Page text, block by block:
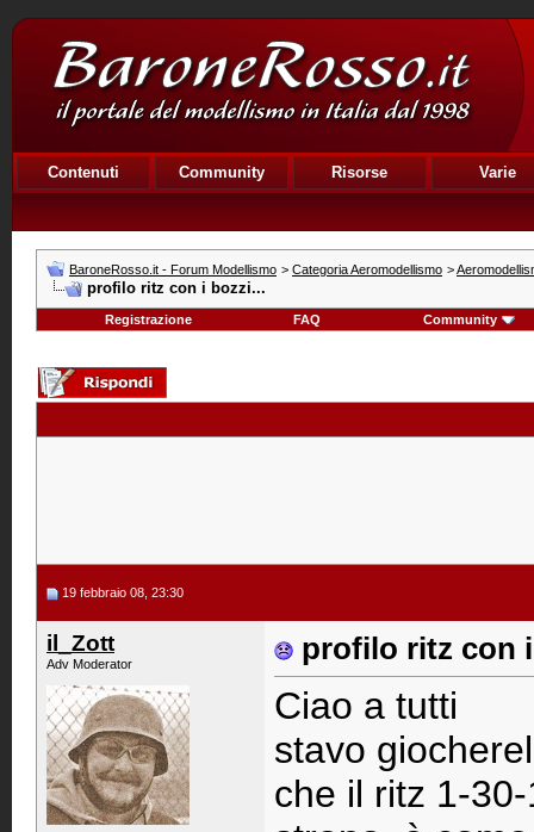
Contenuti Community Risorse Varie
BaroneRosso.it - Forum Modellismo > Categoria Aeromodellismo >
profilo ritz con i bozzi...
Registrazione FAQ Community
19 febbraio 08, 23:30
il_Zott
Adv Moderator profilo ritz con
Ciao a tutti
stavo
che il ritz 1-